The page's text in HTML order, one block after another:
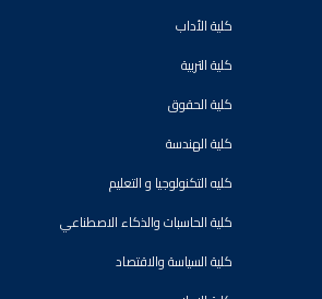
كلية الأداب
كلية التربية
كلية الحقوق
كلية الهندسة
كليه التكنولوجيا و التعليم
كلية الحاسبات والذكاء الاصطناعي
كلية السياسة والاقتصاد